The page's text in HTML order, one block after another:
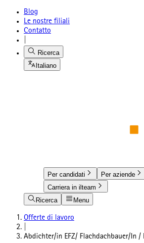
Blog
Le nostre filiali
Contatto
Ricerca
Italiano
Per candidati Per aziende
Carriera in ilteam
Ricerca
Menu
Offerte di lavoro
Abdichter/in EFZ/ Flachdachbauer/In